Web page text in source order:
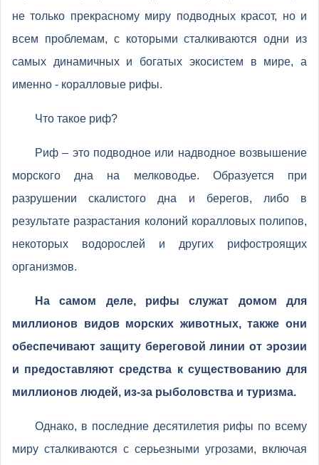
не только прекрасному миру подводных красот, но и
всем проблемам, с которыми сталкиваются одни из
самых динамичных и богатых экосистем в мире, а
именно - коралловые рифы.
Что такое риф?
Риф – это подводное или надводное возвышение
морского дна на мелководье. Образуется при
разрушении скалистого дна и берегов, либо в
результате разрастания колоний коралловых полипов,
некоторых водорослей и других рифостроящих
организмов.
На самом деле, рифы служат домом для
миллионов видов морских животных, также они
обеспечивают защиту береговой линии от эрозии
и предоставляют средства к существованию для
миллионов людей, из-за рыболовства и туризма.
Однако, в последние десятилетия рифы по всему
миру сталкиваются с серьезными угрозами, включая